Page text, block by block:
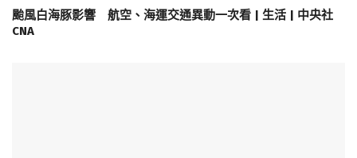
颱風白海豚影響 航空、海運交通異動一次看 | 生活 | 中央社
CNA